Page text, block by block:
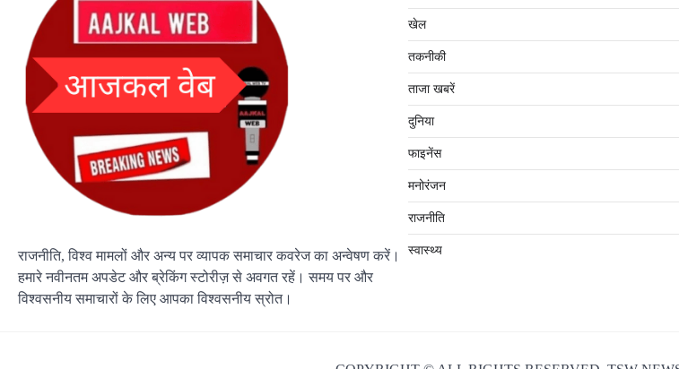
राजनीति, विश्व मामलों और अन्य पर व्यापक समाचार कवरेज का अन्वेषण करें।
हमारे नवीनतम अपडेट और ब्रेकिंग स्टोरीज़ से अवगत रहें। समय पर और
विश्वसनीय समाचारों के लिए आपका विश्वसनीय स्रोत।
खेल
तकनीकी
ताजा खबरें
दुनिया
फाइनेंस
मनोरंजन
राजनीति
स्वास्थ्य